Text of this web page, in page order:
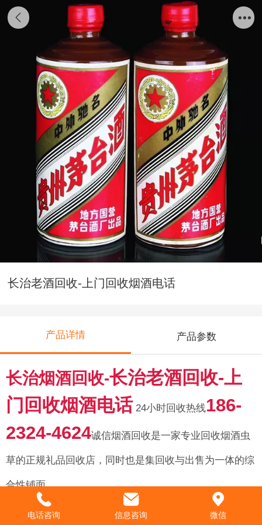
长治老酒回收-上门回收烟酒电话
产品详情 产品参数
长治烟酒回收-长治老酒回收-上
门回收烟酒电话 24小时回收热线186-
2324-4624诚信烟酒回收是一家专业回收烟酒虫
草的正规礼品回收店，同时也是集回收与出售为一体的综
合性铺面。
长治烟酒回收- 长治烟酒回收-上门
电话咨询 信息咨询 微信